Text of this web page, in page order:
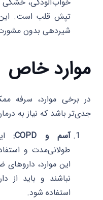
تپش قلب است. این
شیردهی بدون
موارد خاص
در برخی موارد، سرفه
جدی‌تر باشد که نیاز به
آسم و COPD:
طولانی‌مدت و
این موارد،
نباشند و باید از
استفاده شود.